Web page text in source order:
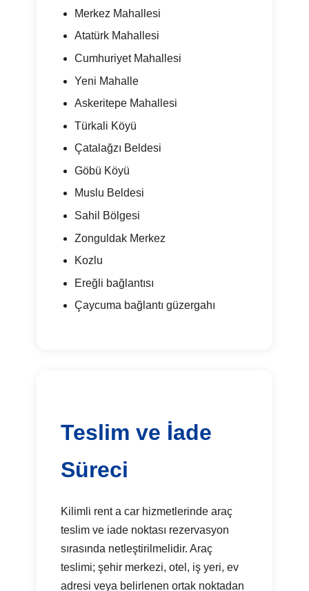
Merkez Mahallesi
Atatürk Mahallesi
Cumhuriyet Mahallesi
Yeni Mahalle
Askeritepe Mahallesi
Türkali Köyü
Çatalağzı Beldesi
Göbü Köyü
Muslu Beldesi
Sahil Bölgesi
Zonguldak Merkez
Kozlu
Ereğli bağlantısı
Çaycuma bağlantı güzergahı
Teslim ve İade
Süreci
Kilimli rent a car hizmetlerinde araç
teslim ve iade noktası rezervasyon
sırasında netleştirilmelidir. Araç
teslimi; şehir merkezi, otel, iş yeri, ev
adresi veya belirlenen ortak noktadan